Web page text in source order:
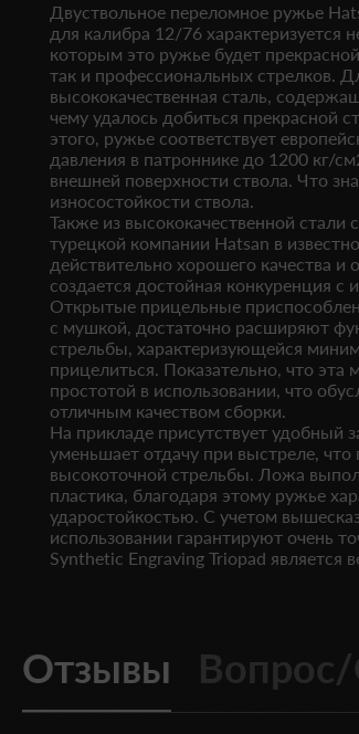
Двуствольное переломное ружье
для калибра 12/76 характеризуется
которым это ружье будет
так и профессиональных стрелков.
высококачественная сталь,
чему удалось добиться прекрасной
этого, ружье соответствует
давления в патроннике до 1200 кг/
внешней поверхности ствола. Что
износостойкости ствола.
Также из высококачественной стали
турецкой компании Hatsan в
действительно хорошего качества и
создается достойная конкуренция с
Открытые прицельные
с мушкой, достаточно расширяют
стрельбы, характеризующейся
прицелиться. Показательно, что эта
простотой в использовании, что
отличным качеством сборки.
На прикладе присутствует удобный
уменьшает отдачу при выстреле, что
высокоточной стрельбы. Ложа
пластика, благодаря этому ружье
ударостойкостью. С учетом
использовании гарантируют очень
Synthetic Engraving Triopad является
Отзывы